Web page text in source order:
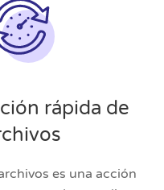
rápida de
es una acción